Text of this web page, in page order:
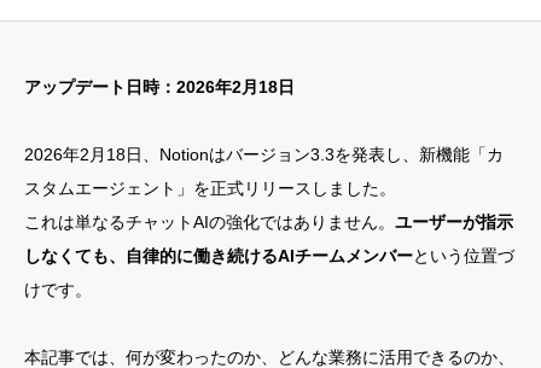
アップデート日時：2026年2月18日
2026年2月18日、Notionはバージョン3.3を発表し、新機能「カ
スタムエージェント」を正式リリースしました。
これは単なるチャットAIの強化ではありません。 ユーザーが指示
しなくても、自律的に働き続けるAIチームメンバーという位置づ
けです。
本記事では、何が変わったのか、どんな業務に活用できるのか、